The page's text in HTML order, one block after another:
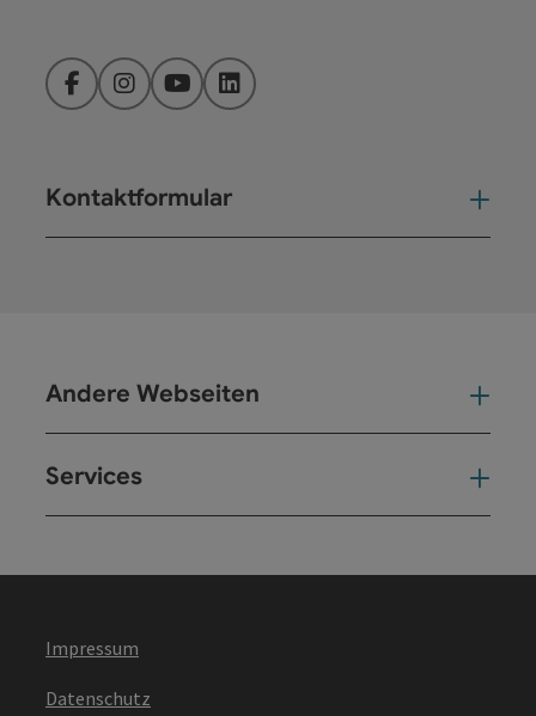
FacebookInstagramYouTubeLinkedIn
Kontaktformular
Andere Webseiten
Services
Impressum
Datenschutz